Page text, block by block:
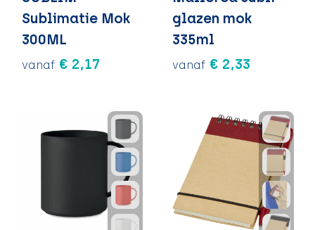
Sublimatie Mok
300ML
vanaf € 2,17
glazen mok
335ml
vanaf € 2,33